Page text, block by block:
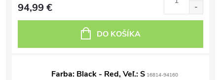
94,99 €
DO KOŠÍKA
Farba: Black - Red, Veľ.: S 16814-94160